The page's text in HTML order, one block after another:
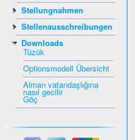
Stellungnahmen
Stellenausschreibungen
Downloads
Tüzük
Optionsmodell Übersicht
Alman vatandaşlığına
nasıl gecilir
Göç